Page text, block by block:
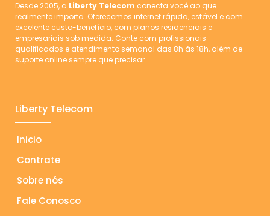
Desde 2005, a Liberty Telecom conecta você ao que
realmente importa. Oferecemos internet rápida, estável e com
excelente custo-benefício, com planos residenciais e
empresariais sob medida. Conte com profissionais
qualificados e atendimento semanal das 8h às 18h, além de
suporte online sempre que precisar.
Liberty Telecom
Inicio
Contrate
Sobre nós
Fale Conosco